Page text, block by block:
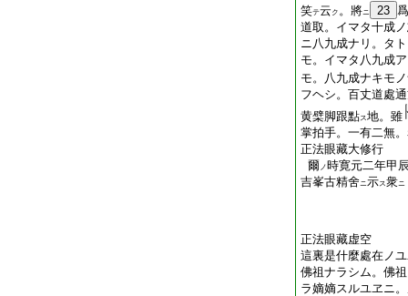
笑テ云 ク 。將ニ 23 爲
道取。イマタ十成
ニ八九成ナリ。タ
モ。イマタ八九成
モ。八九成ナキモ
フヘシ。百丈道處
黄檗脚跟點ス地。雖
掌拍手。一有二無
正法眼藏大修行
爾 ノ時寛元二年甲
吉峯古精舍ニ示ス衆ニ
正法眼藏虚空
這裏是什麼處在ノ
佛祖ナラシム。佛
ラ嫡嫡スルユヱニ